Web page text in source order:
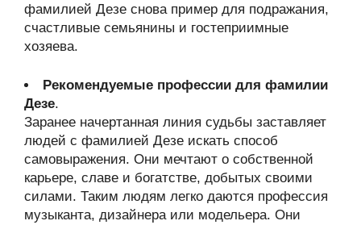
фамилией Дезе снова пример для подражания,
счастливые семьянины и гостеприимные
хозяева.
Рекомендуемые профессии для фамилии
Дезе.
Заранее начертанная линия судьбы заставляет
людей с фамилией Дезе искать способ
самовыражения. Они мечтают о собственной
карьере, славе и богатстве, добытых своими
силами. Таким людям легко даются профессия
музыканта, дизайнера или модельера. Они